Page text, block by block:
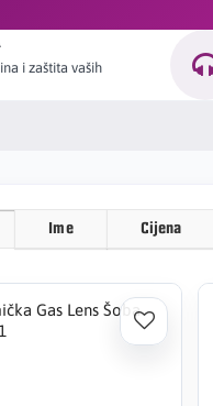
i zaštita vaših
Ime Cijena